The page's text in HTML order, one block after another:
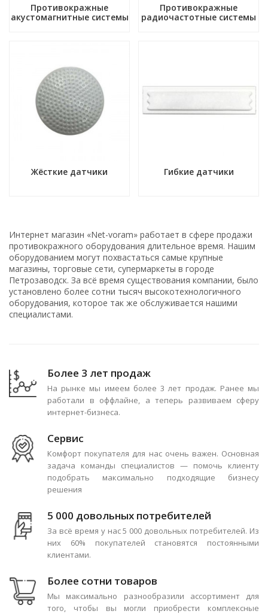
Противокражные
акустомагнитные системы
Противокражные
радиочастотные системы
Жёсткие датчики Гибкие датчики
Интернет магазин «Net-voram» работает в сфере продажи
противокражного оборудования длительное время. Нашим
оборудованием могут похвастаться самые крупные
магазины, торговые сети, супермаркеты в городе
Петрозаводск. За всё время существования компании, было
установлено более сотни тысяч высокотехнологичного
оборудования, которое так же обслуживается нашими
специалистами.
Более 3 лет продаж
На рынке мы имеем более 3 лет продаж. Ранее мы
работали в оффлайне, а теперь развиваем сферу
интернет-бизнеса.
Сервис
Комфорт покупателя для нас очень важен. Основная
задача команды специалистов — помочь клиенту
подобрать максимально подходящие бизнесу
решения
5 000 довольных потребителей
За всё время у нас 5 000 довольных потребителей. Из
них 60% покупателей становятся постоянными
клиентами.
Более сотни товаров
Мы максимально разнообразили ассортимент для
того, чтобы вы могли приобрести комплексные